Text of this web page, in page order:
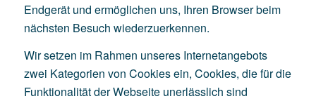
Endgerät und ermöglichen uns, Ihren Browser beim
nächsten Besuch wiederzuerkennen.
Wir setzen im Rahmen unseres Internetangebots
zwei Kategorien von Cookies ein, Cookies, die für die
Funktionalität der Webseite unerlässlich sind